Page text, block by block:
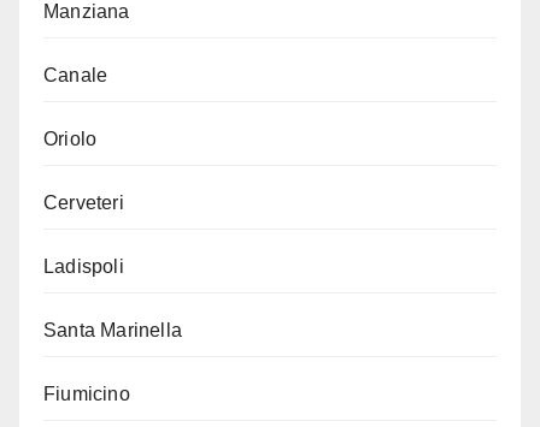
Manziana
Canale
Oriolo
Cerveteri
Ladispoli
Santa Marinella
Fiumicino